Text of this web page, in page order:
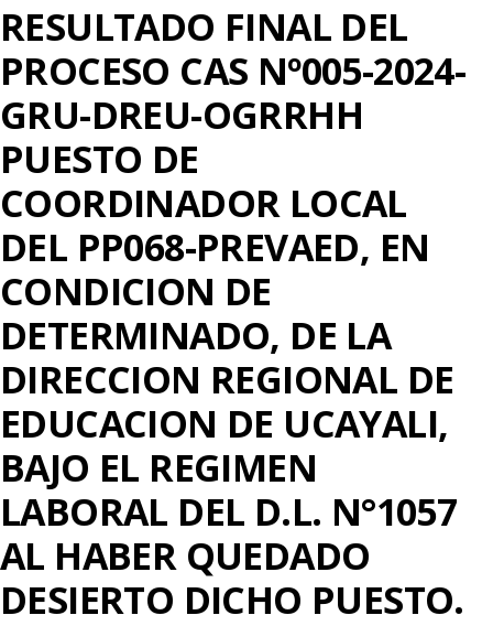
RESULTADO FINAL DEL
PROCESO CAS Nº005-2024-
GRU-DREU-OGRRHH
PUESTO DE
COORDINADOR LOCAL
DEL PP068-PREVAED, EN
CONDICION DE
DETERMINADO, DE LA
DIRECCION REGIONAL DE
EDUCACION DE UCAYALI,
BAJO EL REGIMEN
LABORAL DEL D.L. N°1057
AL HABER QUEDADO
DESIERTO DICHO PUESTO.